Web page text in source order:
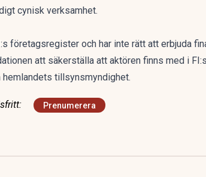
cynisk verksamhet.
företagsregister och har inte rätt att erbjuda
att säkerställa att aktören finns med i
tillsynsmyndighet.
Prenumerera